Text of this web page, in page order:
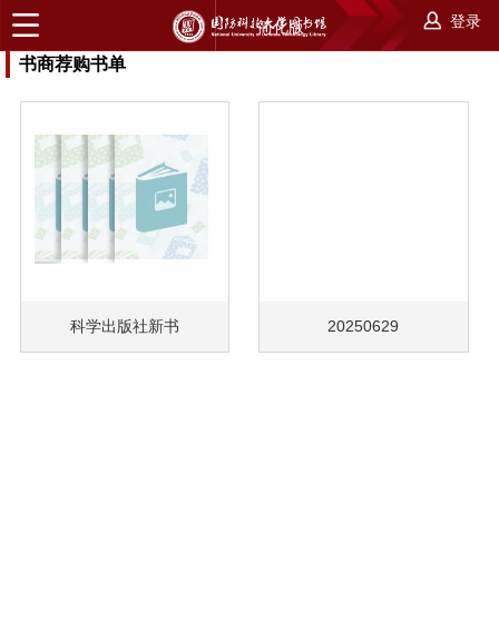
登录
简化版
书商荐购书单
科学出版社新书 20250629